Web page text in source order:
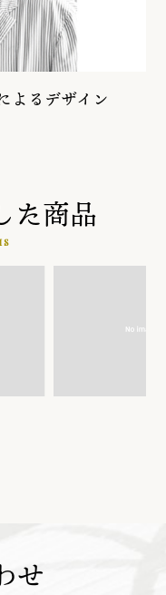
よるデザイン
た商品
せ